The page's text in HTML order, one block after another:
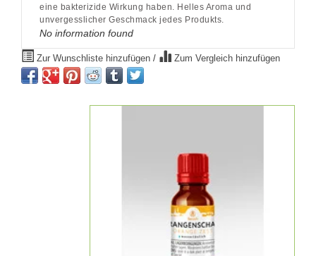
eine bakterizide Wirkung haben. Helles Aroma und
unvergesslicher Geschmack jedes Produkts.
No information found
Zur Wunschliste hinzufügen / Zum Vergleich hinzufügen